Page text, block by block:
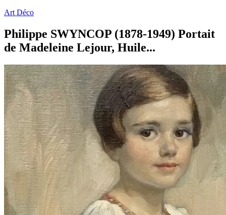
Art Déco
Philippe SWYNCOP (1878-1949) Portait
de Madeleine Lejour, Huile...